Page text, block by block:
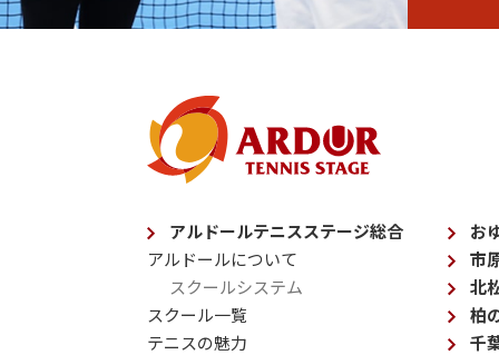
アルドールテニスステージ総合
アルドールについて
スクールシステム
スクール一覧
テニスの魅力
お
市
北
柏
千